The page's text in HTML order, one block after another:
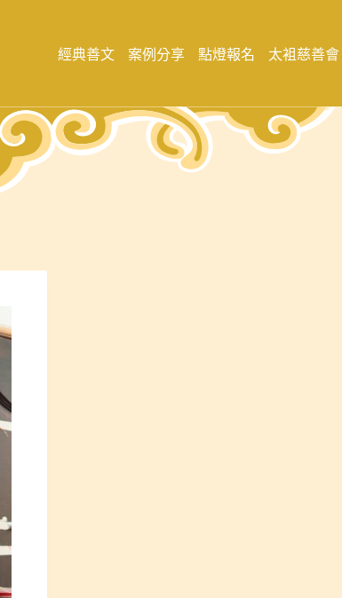
經典善文 案例分享 點燈報名 太袓慈善會